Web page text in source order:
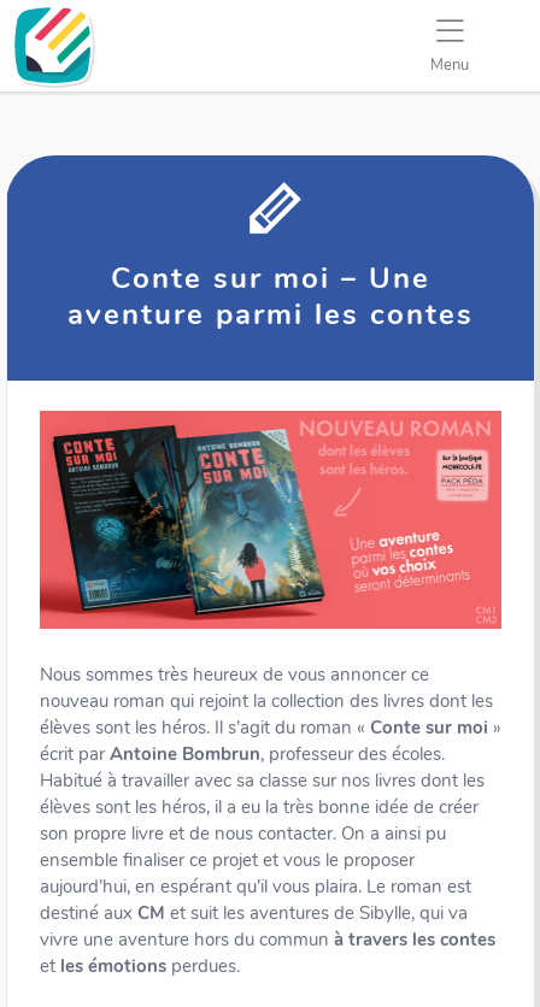
Menu
Conte sur moi – Une
aventure parmi les contes
Nous sommes très heureux de vous annoncer ce
nouveau roman qui rejoint la collection des livres dont les
élèves sont les héros. Il s’agit du roman « Conte sur moi »
écrit parAntoine Bombrun, professeur des écoles.
Habitué à travailler avec sa classe sur nos livres dont les
élèves sont les héros, il a eu la très bonne idée de créer
son propre livre et de nous contacter. On a ainsi pu
ensemble finaliser ce projet et vous le proposer
aujourd’hui, en espérant qu’il vous plaira. Le roman est
destiné aux CM et suit les aventures de Sibylle, qui va
vivre une aventure hors du commun à travers les contes
et les émotions perdues.